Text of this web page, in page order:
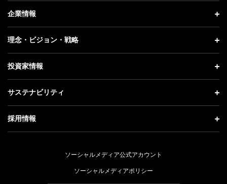
ニュース トップ
プレスリリース
更新情報
記者説明会
企業情報
企業情報 トップ
社長メッセージ
事業紹介
ガバナンス
理念・ビジョン・戦略
理念・ビジョン・戦略 トップ
成長戦略「Activate AI for Society」
人材戦略
投資家情報
投資家情報 トップ
経営方針
個人投資家の皆さまへ
サステナビリティ
サステナビリティ トップ
トップメッセージ
ESG方針・体制
採用情報
キャリア採用
ソーシャルメディア公式アカウント
ソーシャルメディアポリシー